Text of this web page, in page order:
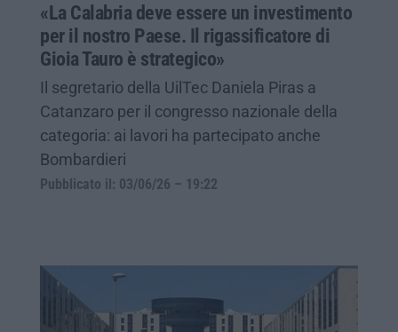
«La Calabria deve essere un investimento
per il nostro Paese. Il rigassificatore di
Gioia Tauro è strategico»
Il segretario della UilTec Daniela Piras a
Catanzaro per il congresso nazionale della
categoria: ai lavori ha partecipato anche
Bombardieri
Pubblicato il: 03/06/26 – 19:22